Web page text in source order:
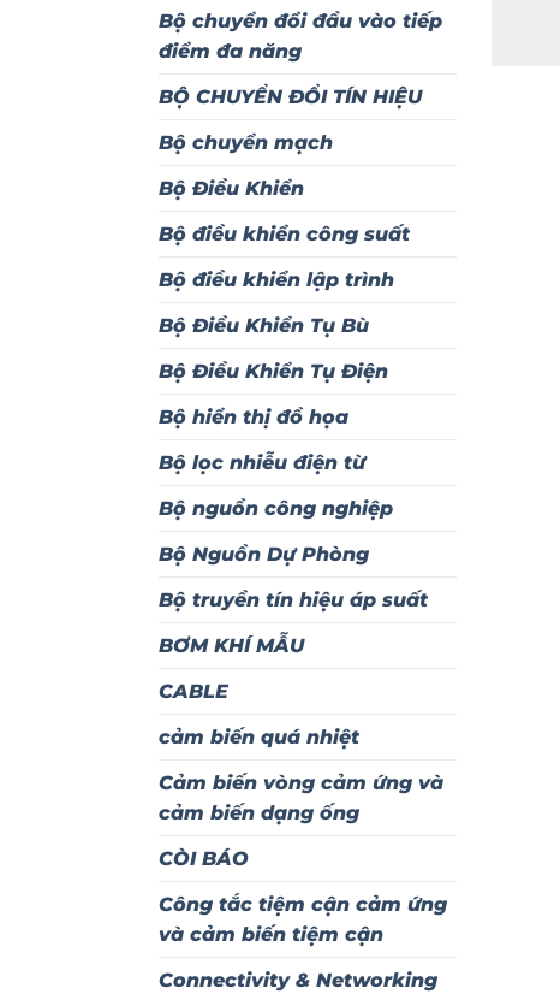
Bộ chuyển đổi đầu vào tiếp
điểm đa năng
BỘ CHUYỂN ĐỔI TÍN HIỆU
Bộ chuyển mạch
Bộ Điều Khiển
Bộ điều khiển công suất
Bộ điều khiển lập trình
Bộ Điều Khiển Tụ Bù
Bộ Điều Khiển Tụ Điện
Bộ hiển thị đồ họa
Bộ lọc nhiễu điện từ
Bộ nguồn công nghiệp
Bộ Nguồn Dự Phòng
Bộ truyền tín hiệu áp suất
BƠM KHÍ MẪU
CABLE
cảm biến quá nhiệt
Cảm biến vòng cảm ứng và
cảm biến dạng ống
CÒI BÁO
Công tắc tiệm cận cảm ứng
và cảm biến tiệm cận
Connectivity & Networking